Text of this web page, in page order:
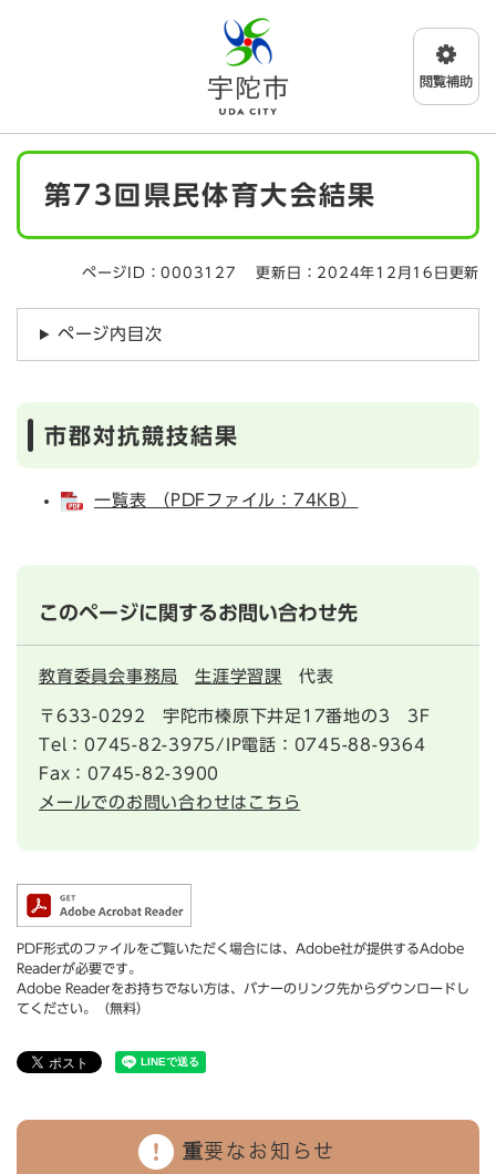
メニューを飛ばして本文へ
本
第73回県民体育大会結果
ページID：0003127 更新日：2024年12月16日更新
ページ内目次
市郡対抗競技結果
一覧表 （PDFファイル：74KB）
このページに関するお問い合わせ先
教育委員会事務局 生涯学習課 代表
〒633-0292
宇陀市榛原下井足17番地の3 3F
Tel：0745-82-3975/IP電話：0745-88-9364
Fax：0745-82-3900
メールでのお問い合わせはこちら
PDF形式のファイルをご覧いただく場合には、Adobe社が提供するAdobe
Readerが必要です。
Adobe Readerをお持ちでない方は、バナーのリンク先からダウンロードし
てください。（無料）
重要なお知らせ